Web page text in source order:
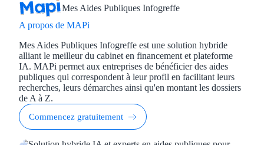
Mes Aides Publiques Infogreffe
A propos de MAPi
Mes Aides Publiques Infogreffe est une solution hybride
alliant le meilleur du cabinet en financement et plateforme
IA. MAPi permet aux entreprises de bénéficier des aides
publiques qui correspondent à leur profil en facilitant leurs
recherches, leurs démarches ainsi qu'en montant les dossiers
de A à Z.
Commencez gratuitement